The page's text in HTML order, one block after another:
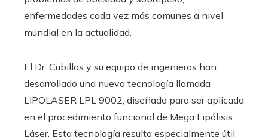
enfermedades cada vez más comunes a nivel
mundial en la actualidad.
El Dr. Cubillos y su equipo de ingenieros han
desarrollado una nueva tecnología llamada
LIPOLASER LPL 9002, diseñada para ser aplicada
en el procedimiento funcional de Mega Lipólisis
Láser. Esta tecnología resulta especialmente útil